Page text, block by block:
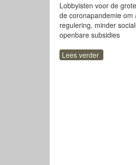
Lobbyisten voor de
de coronapandemie
regulering, minder
openbare subsidies
Lees verder